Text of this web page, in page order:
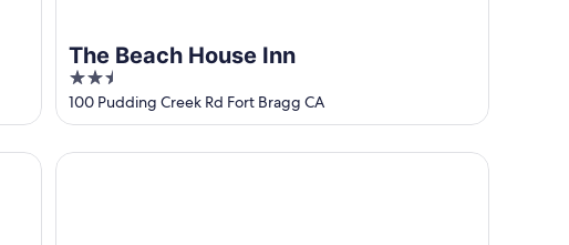
The Beach House Inn
2.5
out
of
5
100 Pudding Creek Rd Fort Bragg CA
Surf Motel and Gardens